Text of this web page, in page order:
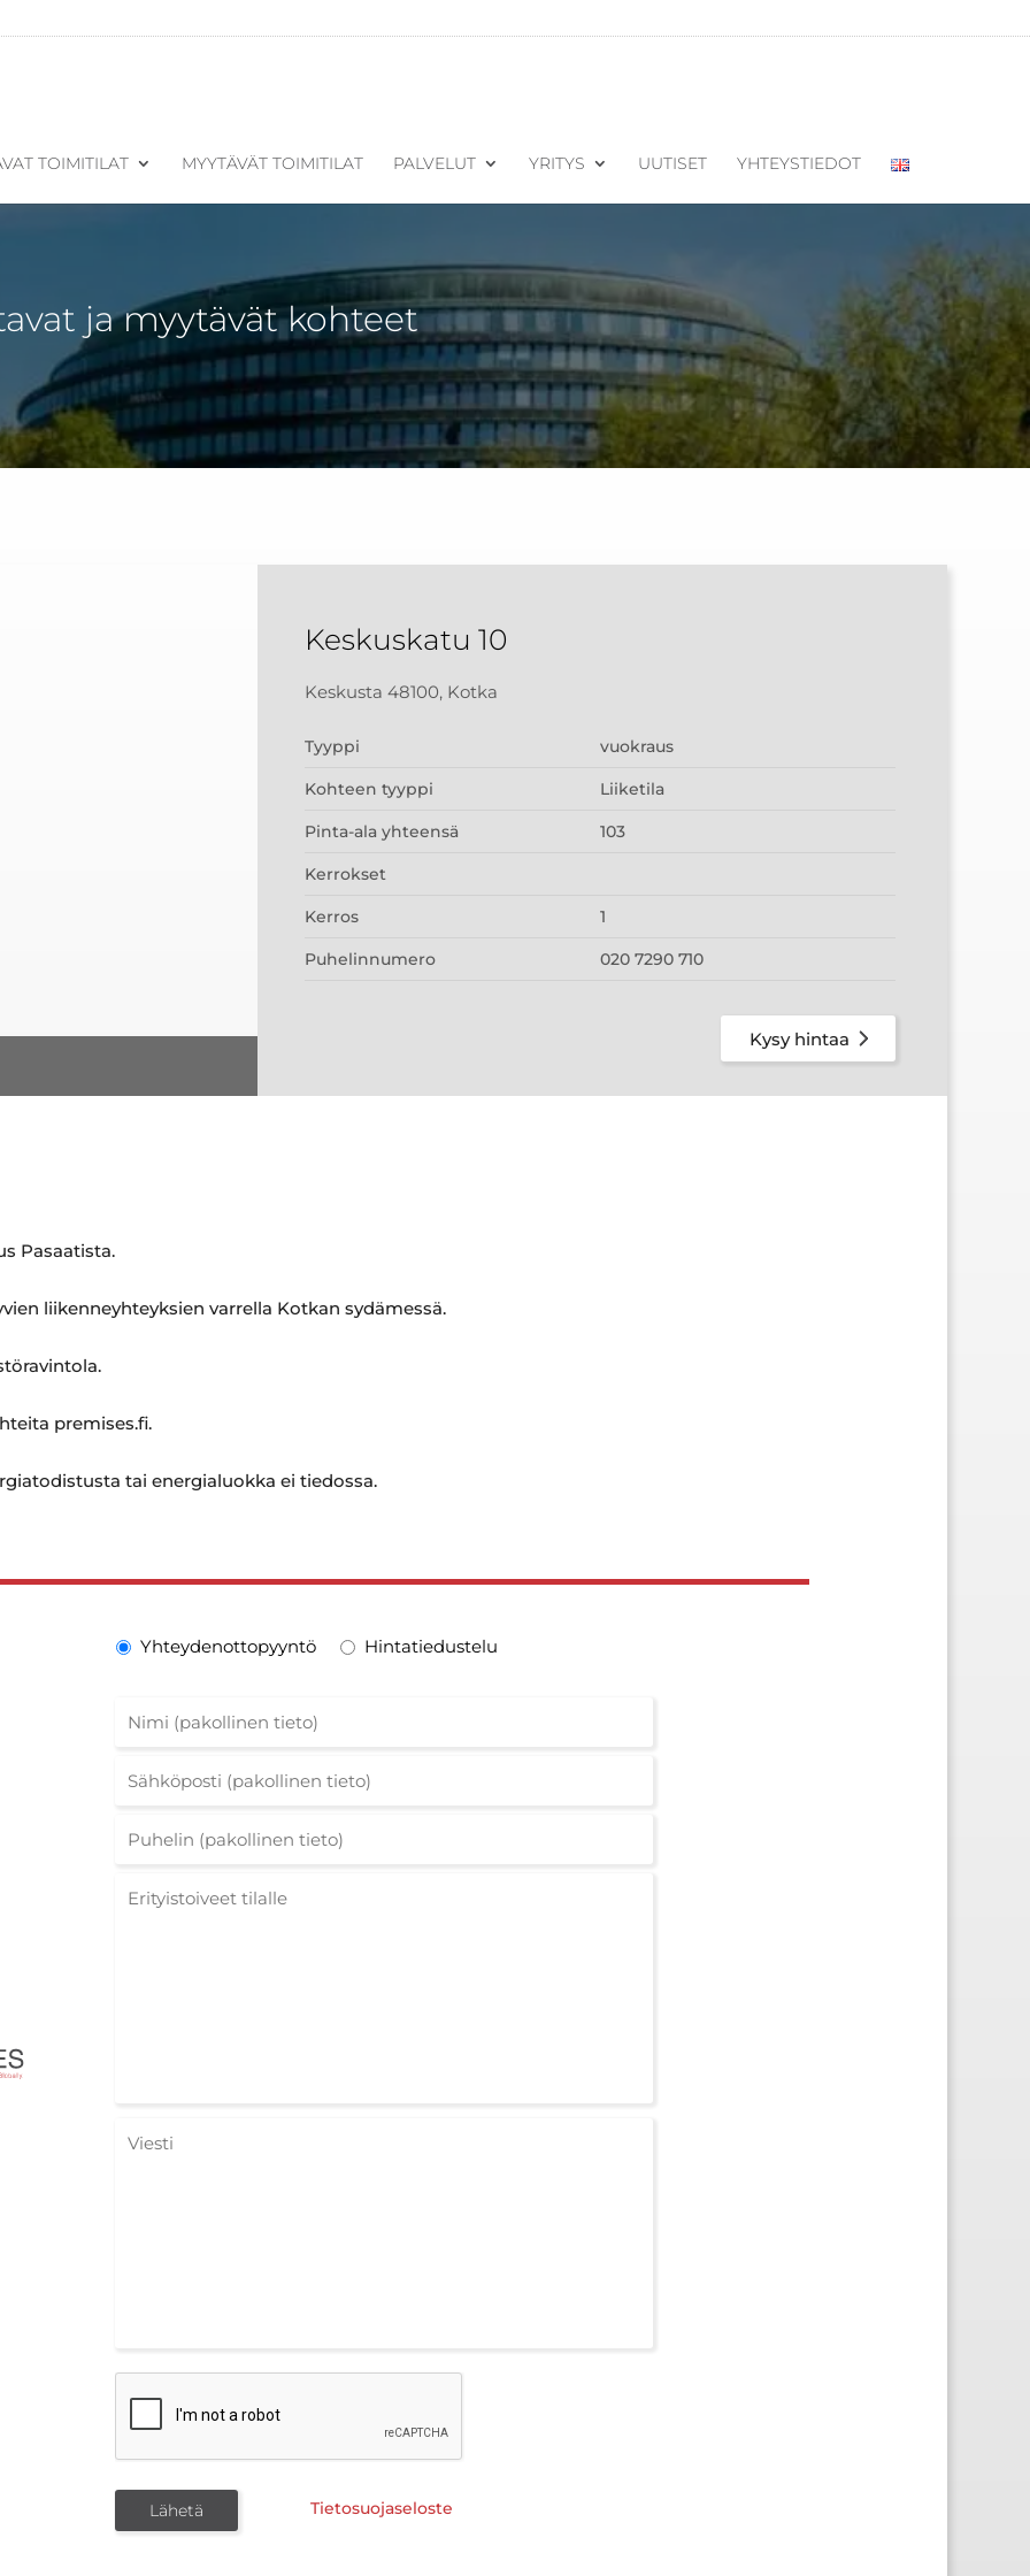
TOIMITILAT MYYTÄVÄT TOIMITILAT PALVELUT YRITYS UUTISET YHTEYSTIEDOT
ja myytävät kohteet
Keskuskatu 10
Keskusta 48100, Kotka
Tyyppi vuokraus
Kohteen tyyppi Liiketila
Pinta-ala yhteensä 103
Kerrokset
Kerros 1
Puhelinnumero 020 7290 710
Kysy hintaa
Pasaatista.
liikenneyhteyksien varrella Kotkan sydämessä.
premises.fi.
tai energialuokka ei tiedossa.
Yhteydenottopyyntö Hintatiedustelu
Tietosuojaseloste